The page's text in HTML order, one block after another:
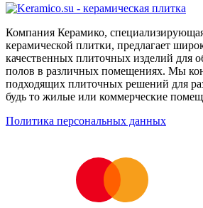
Компания Керамико,
керамической плитки, предлагает
качественных плиточных изделий для
полов в различных помещениях. Мы
подходящих плиточных решений для
будь то жилые или коммерческие
Политика персональных данных